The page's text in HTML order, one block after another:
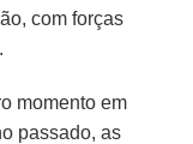
com forças
momento em
passado, as